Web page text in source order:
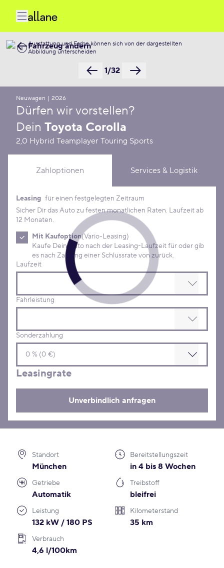
Ausstattung und Farbe können sich von der dargestellten
Abbildung unterscheiden
1/32
Fahrzeug ändern
Neuwagen | 2026
Dürfen wir vorstellen?
Dein Toyota Corolla
2,0 Hybrid Teamplayer Touring Sports
Zahloptionen Services & Logistik
Leasing Konditionen
Leasing für einen festgelegten Zeitraum
Sicher Dir das Auto zu festen monatlichen Raten. Laufzeit ab
12 Monaten.
Mit Kaufoption(Vario-Leasing)
Kaufe Dein Auto nach der Leasing-Laufzeit für oder gib
es nach Zahlung einer Schlussrate von zurück.
Laufzeit
Fahrleistung
Sonderzahlung
Leasingrate
Unverbindlich anfragen
Standort
München
Bereitstellungszeit
in 4 bis 8 Wochen
Getriebe
Automatik
Treibstoff
bleifrei
Leistung
132 kW / 180 PS
Kilometerstand
35 km
Verbrauch
4,6 l/100km